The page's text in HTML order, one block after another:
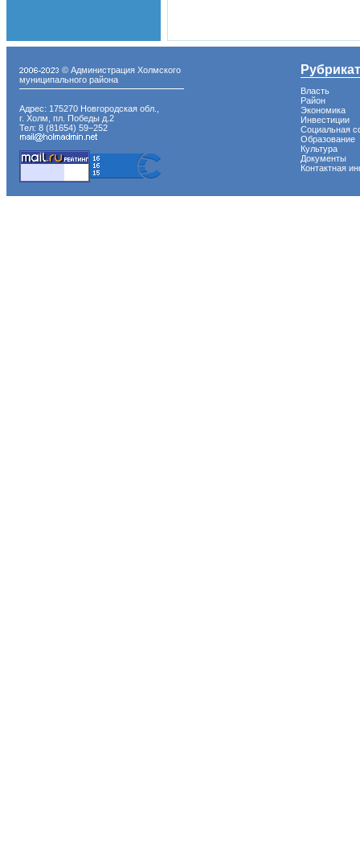
© Администрация Холмского
муниципального района
Адрес: 175270 Новгородская обл.,
г. Холм, пл. Победы д.2
Тел: 8 (81654) 59−252
Власть
Район
Экономика
Инвестиции
Социальная
Образование
Культура
Документы
Контактная